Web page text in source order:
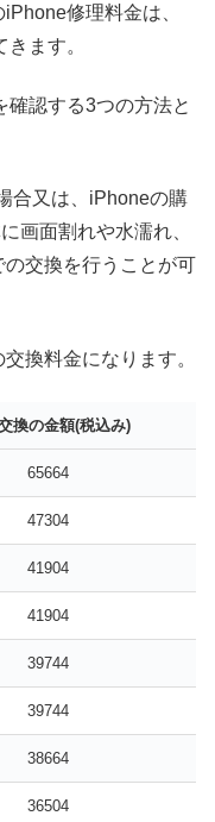
修理料金は、
ます。
確認する3つの方法と
合又は、iPhoneの購
画面割れや水濡れ、
交換を行うことが可
換料金になります。
換の金額(税込み)
65664
47304
41904
41904
39744
39744
38664
36504